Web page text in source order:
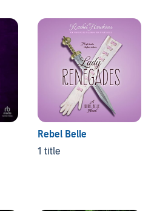
Rebel Belle
1 title